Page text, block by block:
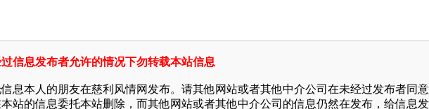
信息发布者允许的情况下勿转载本站信息
息本人的朋友在慈利风情网发布。请其他网站或者其他中介公司在未经过发布者同
站的信息委托本站删除，而其他网站或者其他中介公司的信息仍然在发布，给信息